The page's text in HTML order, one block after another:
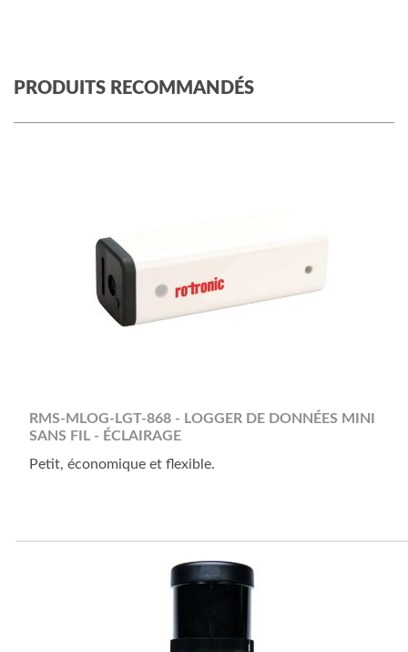
PRODUITS RECOMMANDÉS
RMS-MLOG-LGT-868 - LOGGER DE DONNÉES MINI
SANS FIL - ÉCLAIRAGE
Petit, économique et flexible.